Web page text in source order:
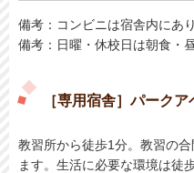
備考：コンビニは宿舎内にあり
備考：日曜・休校日は朝食・
［専用宿舎］パーク
教習所から徒歩1分。教習の
ます。生活に必要な環境は徒